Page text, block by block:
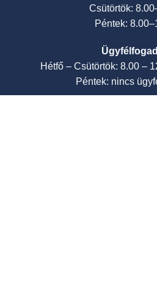
Csütörtök:
Péntek:
Hétfő – Csütörtök: 8.00 –
Péntek: nincs